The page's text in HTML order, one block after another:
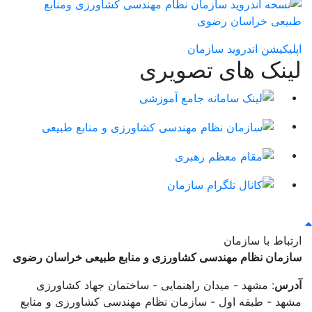
اپلیکیشن اندروید سازمان
لینک های تصویری
ارتباط با سازمان
سازمان نظام مهندسی کشاورزی و منابع طبیعی خراسان رضوی
آدرس: مشهد - میدان راهنمایی - ساختمان جهاد کشاورزی
مشهد - طبقه اول - سازمان نظام مهندسی کشاورزی و منابع